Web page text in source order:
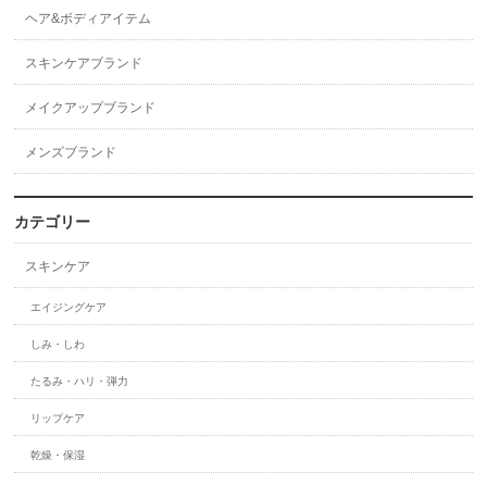
ヘア&ボディアイテム
スキンケアブランド
メイクアップブランド
メンズブランド
カテゴリー
スキンケア
エイジングケア
しみ・しわ
たるみ・ハリ・弾力
リップケア
乾燥・保湿